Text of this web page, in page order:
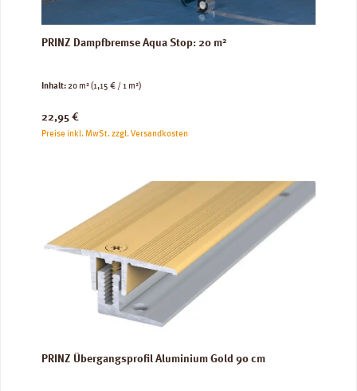
PRINZ Dampfbremse Aqua Stop: 20 m²
Inhalt:20 m²(1,15 € / 1 m²)
Regulärer Preis:
22,95 €
Preise inkl. MwSt. zzgl. Versandkosten
PRINZ Übergangsprofil Aluminium Gold 90 cm